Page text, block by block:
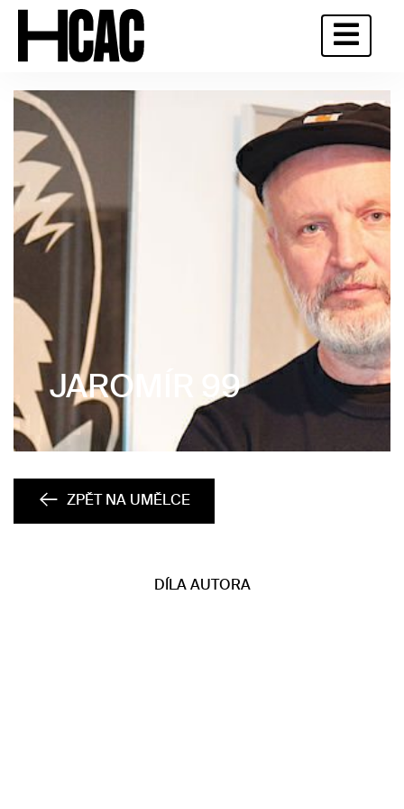
JAROMÍR 99
ZPĚT NA UMĚLCE
DÍLA AUTORA